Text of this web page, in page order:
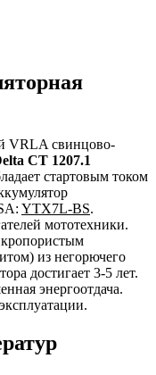
VRLA cвинцово-
CT 1207.1
стартовым током
YTX7L-BS.
мототехники.
из негорючего
достигает 3-5 лет.
энергоотдача.